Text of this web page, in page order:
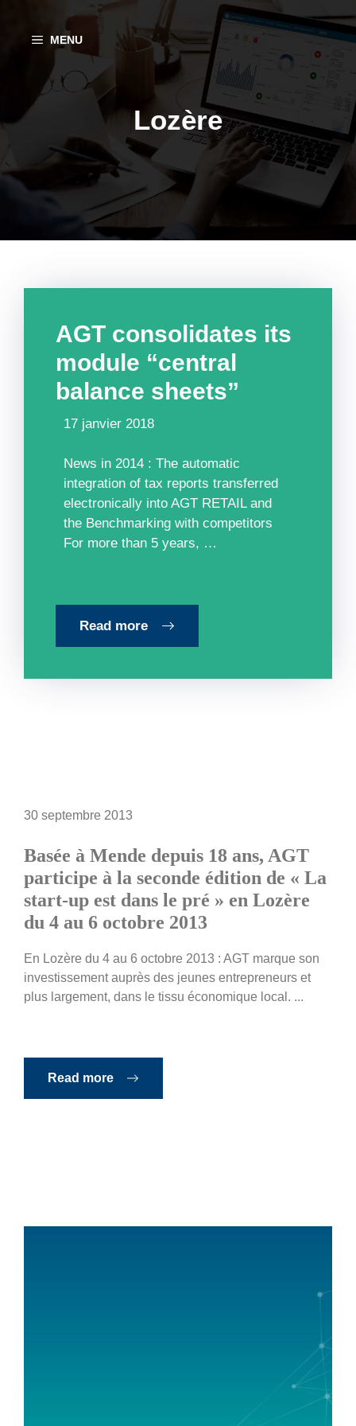
contenu
MENU
Lozère
AGT consolidates its
module “central
balance sheets”
17 janvier 2018
News in 2014 : The automatic
integration of tax reports transferred
electronically into AGT RETAIL and
the Benchmarking with competitors
For more than 5 years, …
Read more
30 septembre 2013
Basée à Mende depuis 18 ans, AGT
participe à la seconde édition de « La
start-up est dans le pré » en Lozère
du 4 au 6 octobre 2013
En Lozère du 4 au 6 octobre 2013 : AGT marque son
investissement auprès des jeunes entrepreneurs et
plus largement, dans le tissu économique local. ...
Read more